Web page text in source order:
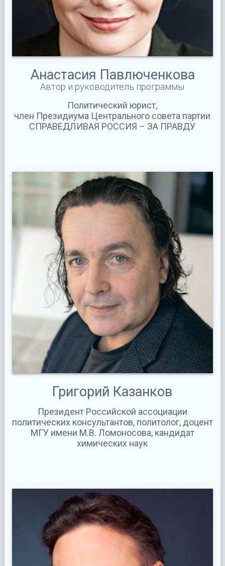
Анастасия Павлюченкова
Автор и руководитель программы
Политический юрист,
член Президиума Центрального совета партии
СПРАВЕДЛИВАЯ РОССИЯ – ЗА ПРАВДУ
Григорий Казанков
Президент Российской ассоциации
политических консультантов, политолог, доцент
МГУ имени М.В. Ломоносова, кандидат
химических наук